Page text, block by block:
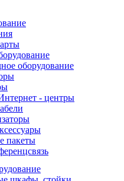
оборудование
- центры
пакеты